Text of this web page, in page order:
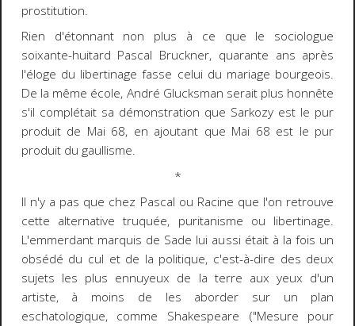
prostitution.
Rien d'étonnant non plus à ce que le sociologue
soixante-huitard Pascal Bruckner, quarante ans après
l'éloge du libertinage fasse celui du mariage bourgeois.
De la même école, André Glucksman serait plus honnête
s'il complétait sa démonstration que Sarkozy est le pur
produit de Mai 68, en ajoutant que Mai 68 est le pur
produit du gaullisme.
*
Il n'y a pas que chez Pascal ou Racine que l'on retrouve
cette alternative truquée, puritanisme ou libertinage.
L'emmerdant marquis de Sade lui aussi était à la fois un
obsédé du cul et de la politique, c'est-à-dire des deux
sujets les plus ennuyeux de la terre aux yeux d'un
artiste, à moins de les aborder sur un plan
eschatologique, comme Shakespeare ("Mesure pour